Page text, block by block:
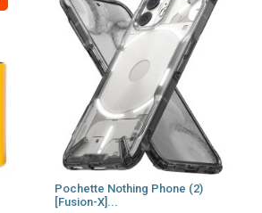
Pochette Nothing Phone (2)
[Fusion-X]...